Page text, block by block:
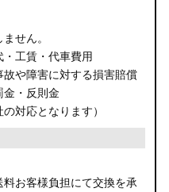
せん。
・工賃・代車費用
故や障害に対する損害賠償
金・反則金
対応となります）
お客様負担にて交換を承